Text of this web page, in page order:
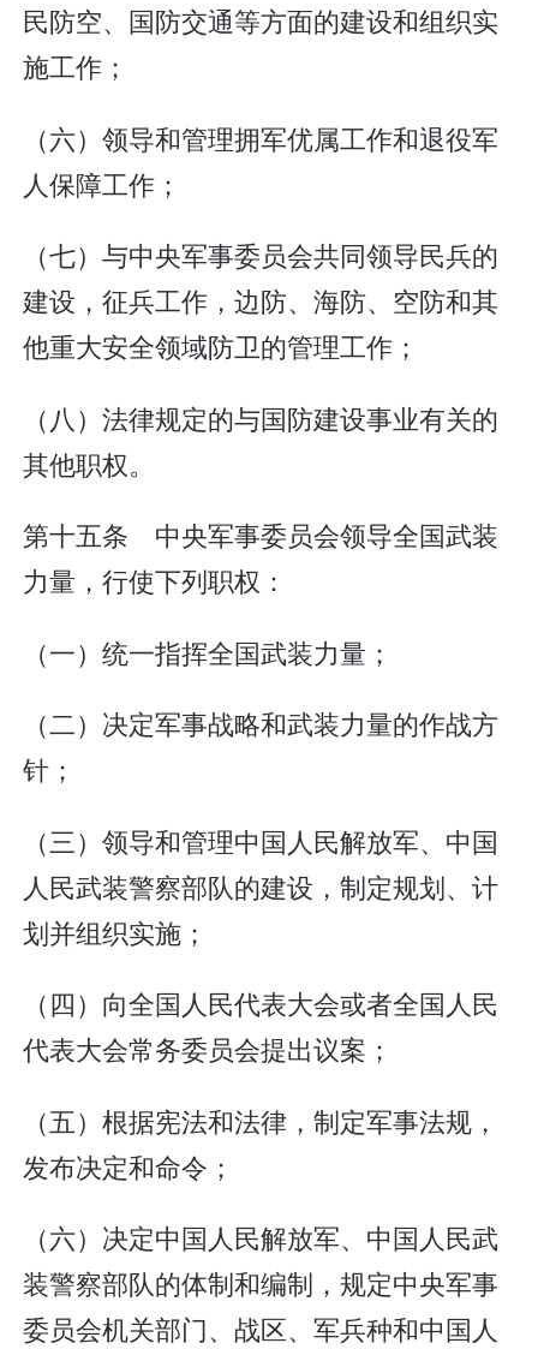
民防空、国防交通等方面的建设和组织实
施工作；
（六）领导和管理拥军优属工作和退役军
人保障工作；
（七）与中央军事委员会共同领导民兵的
建设，征兵工作，边防、海防、空防和其
他重大安全领域防卫的管理工作；
（八）法律规定的与国防建设事业有关的
其他职权。
第十五条 中央军事委员会领导全国武装
力量，行使下列职权：
（一）统一指挥全国武装力量；
（二）决定军事战略和武装力量的作战方
针；
（三）领导和管理中国人民解放军、中国
人民武装警察部队的建设，制定规划、计
划并组织实施；
（四）向全国人民代表大会或者全国人民
代表大会常务委员会提出议案；
（五）根据宪法和法律，制定军事法规，
发布决定和命令；
（六）决定中国人民解放军、中国人民武
装警察部队的体制和编制，规定中央军事
委员会机关部门、战区、军兵种和中国人